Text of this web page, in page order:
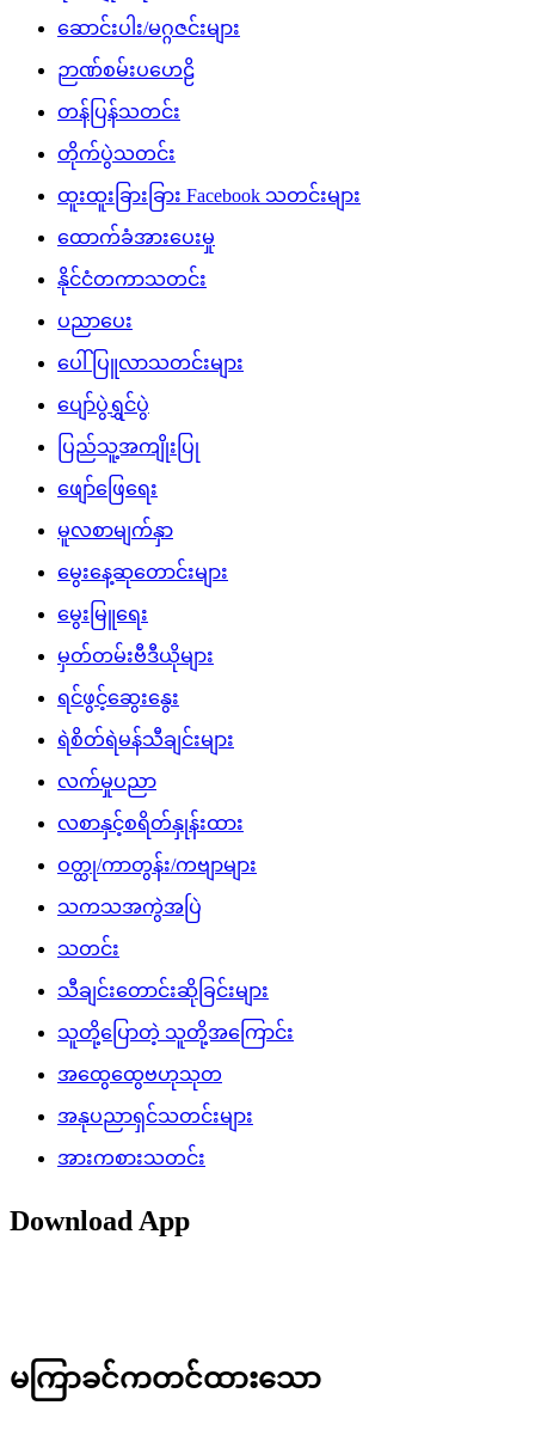
ဆောင်းပါး/မဂ္ဂဇင်းများ
ဉာဏ်စမ်းပဟေဠိ
တန်ပြန်သတင်း
တိုက်ပွဲသတင်း
ထူးထူးခြားခြား Facebook သတင်းများ
ထောက်ခံအားပေးမှု
နိုင်ငံတကာသတင်း
ပညာပေး
ပေါ်ပြူလာသတင်းများ
ပျော်ပွဲရွှင်ပွဲ
ပြည်သူ့အကျိုးပြု
ဖျော်ဖြေရေး
မူလစာမျက်နှာ
မွေးနေ့ဆုတောင်းများ
မွေးမြူရေး
မှတ်တမ်းဗီဒီယိုများ
ရင်ဖွင့်ဆွေးနွေး
ရဲစိတ်ရဲမန်သီချင်းများ
လက်မှုပညာ
လစာနှင့်စရိတ်နှုန်းထား
ဝတ္ထု/ကာတွန်း/ကဗျာများ
သကသအကွဲအပြဲ
သတင်း
သီချင်းတောင်းဆိုခြင်းများ
သူတို့ပြောတဲ့ သူတို့အကြောင်း
အထွေထွေဗဟုသုတ
အနုပညာရှင်သတင်းများ
အားကစားသတင်း
Download App
မကြာခင်ကတင်ထားသော